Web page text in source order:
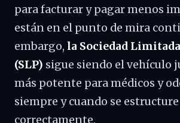
para facturar y pagar menos
están en el punto de mira
embargo, la Sociedad
(SLP) sigue siendo el vehículo
más potente para médicos y
siempre y cuando se estructure
correctamente.